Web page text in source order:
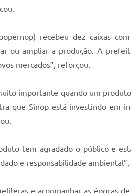
recebeu dez caixas com
ou ampliar a produção. A
mercados”, reforçou.
importante quando um
que Sinop está investindo em
tem agradado o público e
e responsabilidade ambiental”,
e acompanhar as épocas